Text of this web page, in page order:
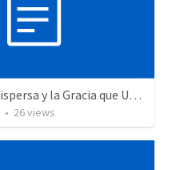
La Mano que Dispersa y la Gracia que Une: Superando Prejuicios para la Misión.
• 26views